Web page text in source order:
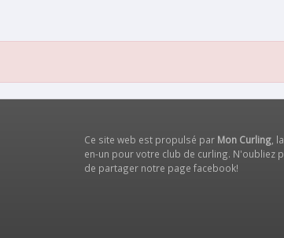
Ce site web est propulsé par Mon Curling ,
en-un pour votre club de curling. N'oubliez
de partager notre page facebook!